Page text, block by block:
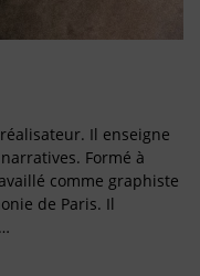
Il enseigne
Formé à
comme graphiste
de Paris. Il